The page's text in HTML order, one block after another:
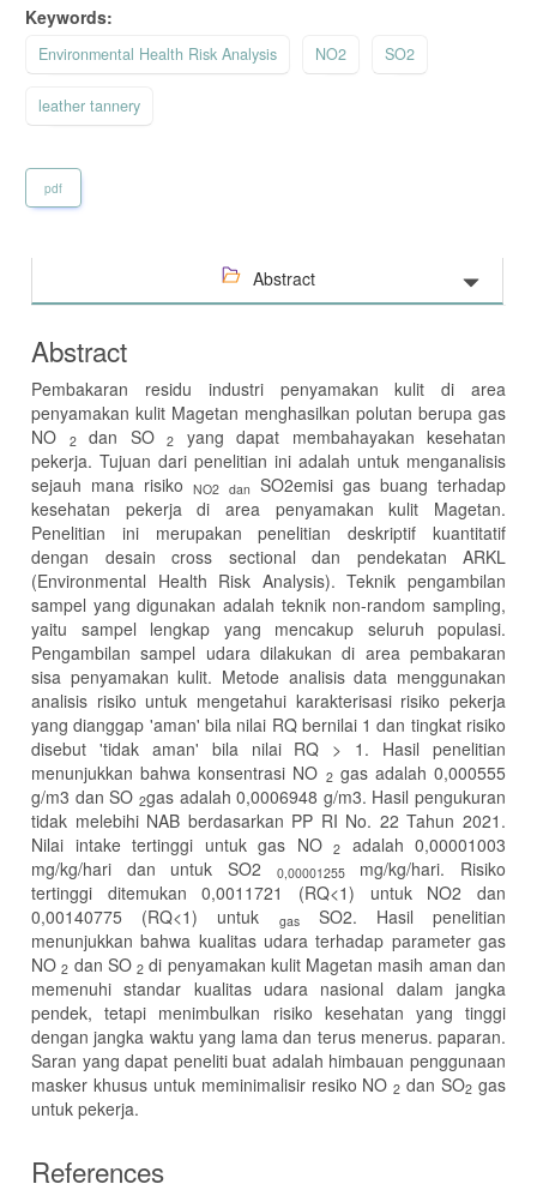
Keywords:
Environmental Health Risk Analysis NO2 SO2
leather tannery
pdf
Abstract
Abstract
Pembakaran residu industri penyamakan kulit di area
penyamakan kulit Magetan menghasilkan polutan berupa gas
NO
2dan SO 2
yang dapat membahayakan kesehatan
pekerja. Tujuan dari penelitian ini adalah untuk menganalisis
sejauh mana risikoNO2 dan SO2emisi gas buang terhadap
kesehatan pekerja di area penyamakan kulit Magetan.
Penelitian ini merupakan penelitian deskriptif kuantitatif
dengan desain cross sectional dan pendekatan ARKL
(Environmental Health Risk Analysis). Teknik pengambilan
sampel yang digunakan adalah teknik non-random sampling,
yaitu sampel lengkap yang mencakup seluruh populasi.
Pengambilan sampel udara dilakukan di area pembakaran
sisa penyamakan kulit. Metode analisis data menggunakan
analisis risiko untuk mengetahui karakterisasi risiko pekerja
yang dianggap 'aman' bila nilai RQ bernilai 1 dan tingkat risiko
disebut 'tidak aman' bila nilai RQ > 1. Hasil penelitian
menunjukkan bahwa konsentrasi NO 2gas adalah 0,000555
g/m3 dan SO 2gas adalah 0,0006948 g/m3. Hasil pengukuran
tidak melebihi NAB berdasarkan PP RI No. 22 Tahun 2021.
Nilai intake tertinggi untuk gas NO 2
adalah 0,00001003
mg/kg/hari dan untuk SO2
0,00001255mg/kg/hari. Risiko
tertinggi ditemukan 0,0011721 (RQ<1) untuk NO2 dan
0,00140775 (RQ<1) untuk
gasSO2. Hasil penelitian
menunjukkan bahwa kualitas udara terhadap parameter gas
NO2 dan SO2 di penyamakan kulit Magetan masih aman dan
memenuhi standar kualitas udara nasional dalam jangka
pendek, tetapi menimbulkan risiko kesehatan yang tinggi
dengan jangka waktu yang lama dan terus menerus. paparan.
Saran yang dapat peneliti buat adalah himbauan penggunaan
masker khusus untuk meminimalisir resiko NO2 dan SO2 gas
untuk pekerja.
References